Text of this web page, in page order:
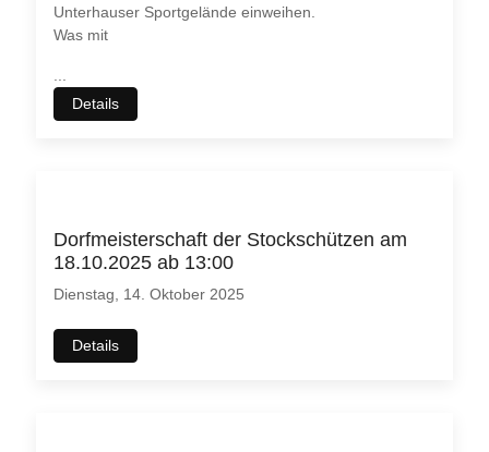
Unterhauser Sportgelände einweihen.
Was mit
Details
Dorfmeisterschaft der Stockschützen am
18.10.2025 ab 13:00
Dienstag, 14. Oktober 2025
Details